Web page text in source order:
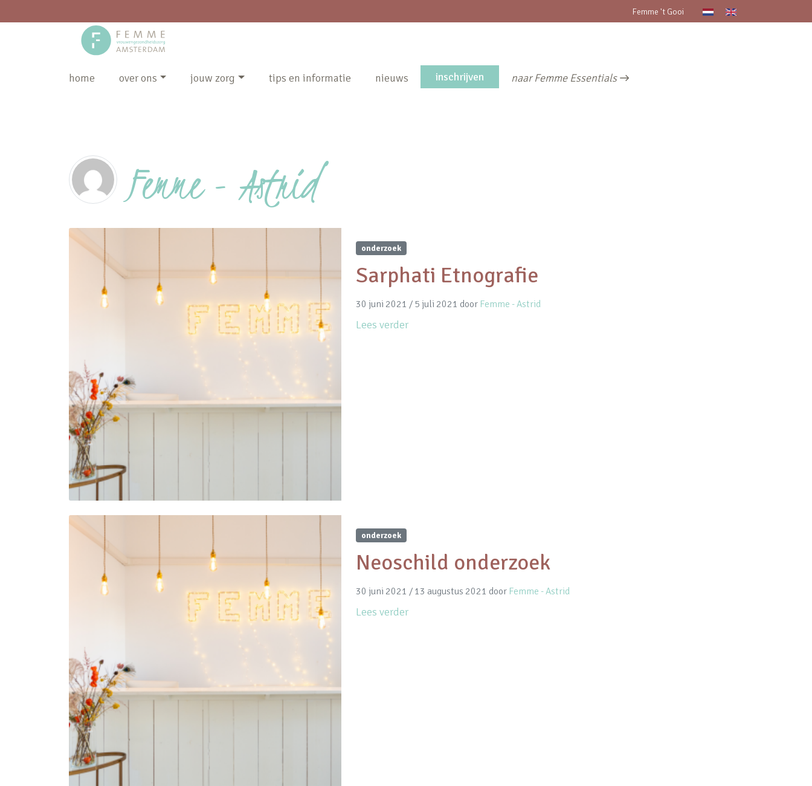
Femme 't Gooi
home over ons jouw zorg tips en informatie nieuws inschrijven naar Femme Essentials
Femme - Astrid
onderzoek
Sarphati Etnografie
30 juni 2021 / 5 juli 2021 door Femme - Astrid
Lees verder
onderzoek
Neoschild onderzoek
30 juni 2021 / 13 augustus 2021 door Femme - Astrid
Lees verder